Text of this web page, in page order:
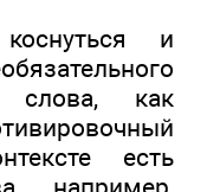
и
слова, как
есть